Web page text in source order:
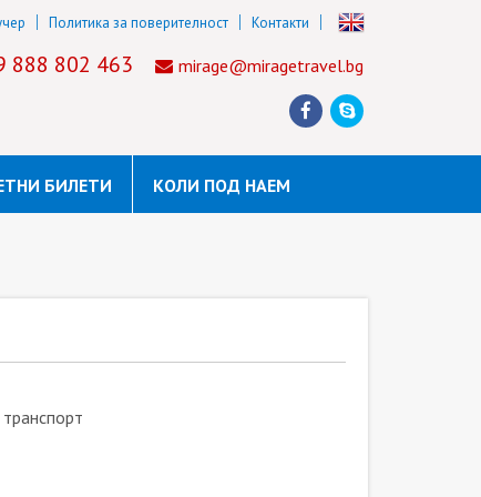
Политика за поверителност Контакти
888 802 463 mirage@miragetravel.bg
БИЛЕТИ КОЛИ ПОД НАЕМ